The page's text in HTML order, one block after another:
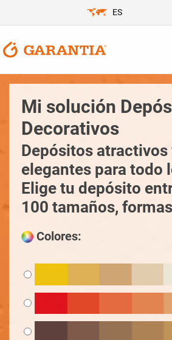
ES
Mi solución
Decorativos
Depósitos atractivos
elegantes para todo
Elige tu depósito
100 tamaños,
Colores: